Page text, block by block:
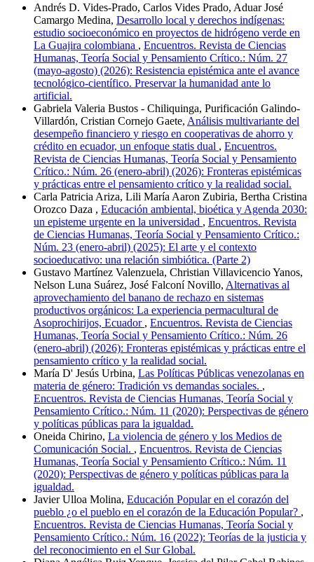
Andrés D. Vides-Prado, Carlos Vides Prado, Aduar José
Camargo Medina, Desarrollo local y derechos indígenas:
estudio socioeconómico en proyectos de hidrógeno verde en
La Guajira colombiana , Encuentros. Revista de Ciencias
Humanas, Teoría Social y Pensamiento Crítico.: Núm. 27
(mayo-agosto) (2026): Resistencia epistémica ante el avance
tecnológico-científico. Preservar la humanidad ante lo
artificial.
Gabriela Valeria Bustos - Chiliquinga, Purificación Galindo-
Villardón, Cristian Cornejo Gaete, Análisis multivariante del
desempeño financiero y riesgo en cooperativas de ahorro y
crédito en ecuador, un enfoque statis dual , Encuentros.
Revista de Ciencias Humanas, Teoría Social y Pensamiento
Crítico.: Núm. 26 (enero-abril) (2026): Fronteras epistémicas
y prácticas entre el pensamiento crítico y la realidad social.
Carla Patricia Ariza, Lili María Aaron Zubiria, Bertha Cristina
Orozco Daza , Educación ambiental, bioética y Agenda 2030:
un episteme urgente en la universidad , Encuentros. Revista
de Ciencias Humanas, Teoría Social y Pensamiento Crítico.:
Núm. 23 (enero-abril) (2025): El arte y el contexto
socioeducativo: una relación simbiótica. (Parte 2)
Gustavo Martínez Valenzuela, Christian Villavicencio Yanos,
Nelson Luna Suárez, José Falconí Novillo, Alternativas al
aprovechamiento del banano de rechazo en sistemas
productivos orgánicos: La experiencia permacultural de
Asoprochirijos, Ecuador , Encuentros. Revista de Ciencias
Humanas, Teoría Social y Pensamiento Crítico.: Núm. 26
(enero-abril) (2026): Fronteras epistémicas y prácticas entre el
pensamiento crítico y la realidad social.
María D' Jesús Urbina, Las Políticas Públicas venezolanas en
materia de género: Tradición vs demandas sociales. ,
Encuentros. Revista de Ciencias Humanas, Teoría Social y
Pensamiento Crítico.: Núm. 11 (2020): Perspectivas de género
y políticas públicas para la igualdad.
Oneida Chirino, La violencia de género y los Medios de
Comunicación Social. , Encuentros. Revista de Ciencias
Humanas, Teoría Social y Pensamiento Crítico.: Núm. 11
(2020): Perspectivas de género y políticas públicas para la
igualdad.
Javier Ulloa Molina, Educación Popular en el corazón del
pueblo ¿o el pueblo en el corazón de la Educación Popular? ,
Encuentros. Revista de Ciencias Humanas, Teoría Social y
Pensamiento Crítico.: Núm. 16 (2022): Teorías de la justicia y
del reconocimiento en el Sur Global.